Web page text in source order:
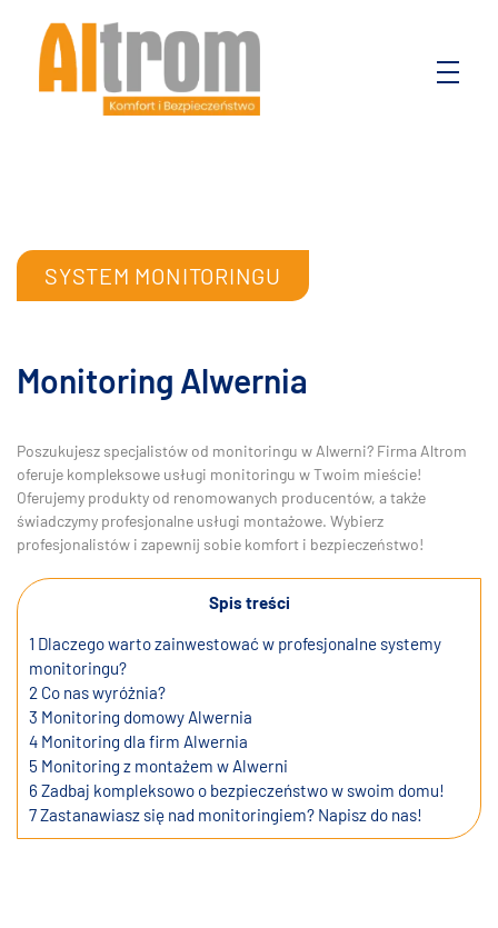
SYSTEM MONITORINGU
Monitoring Alwernia
Poszukujesz specjalistów od monitoringu w Alwerni? Firma Altrom
oferuje kompleksowe usługi monitoringu w Twoim mieście!
Oferujemy produkty od renomowanych producentów, a także
świadczymy profesjonalne usługi montażowe. Wybierz
profesjonalistów i zapewnij sobie komfort i bezpieczeństwo!
Spis treści
1 Dlaczego warto zainwestować w profesjonalne systemy
monitoringu?
2 Co nas wyróżnia?
3 Monitoring domowy Alwernia
4 Monitoring dla firm Alwernia
5 Monitoring z montażem w Alwerni
6 Zadbaj kompleksowo o bezpieczeństwo w swoim domu!
7Zastanawiasz się nad monitoringiem? Napisz do nas!